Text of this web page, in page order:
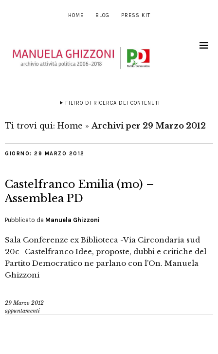
HOME BLOG PRESS KIT
FILTRO DI RICERCA DEI CONTENUTI
Ti trovi qui: Home » Archivi per 29 Marzo 2012
GIORNO: 29 MARZO 2012
Castelfranco Emilia (mo) –
Assemblea PD
Pubblicato da Manuela Ghizzoni
Sala Conferenze ex Biblioteca -Via Circondaria sud
20c- Castelfranco Idee, proposte, dubbi e critiche del
Partito Democratico ne parlano con l’On. Manuela
Ghizzoni
29 Marzo 2012
appuntamenti